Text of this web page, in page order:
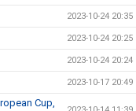
2023-10-24 20:35
2023-10-24 20:25
2023-10-24 20:24
2023-10-17 20:49
Cup,